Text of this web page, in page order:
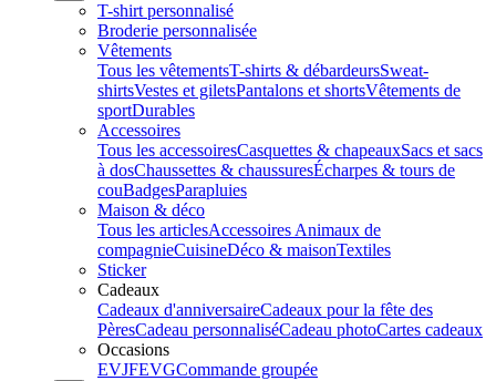
T-shirt personnalisé
Broderie personnalisée
Vêtements
Tous les vêtementsT-shirts & débardeursSweat-
shirtsVestes et giletsPantalons et shortsVêtements de
sportDurables
Accessoires
Tous les accessoiresCasquettes & chapeauxSacs et sacs
à dosChaussettes & chaussuresÉcharpes & tours de
couBadgesParapluies
Maison & déco
Tous les articlesAccessoires Animaux de
compagnieCuisineDéco & maisonTextiles
Sticker
Cadeaux
Cadeaux d'anniversaireCadeaux pour la fête des
PèresCadeau personnaliséCadeau photoCartes cadeaux
Occasions
EVJFEVGCommande groupée